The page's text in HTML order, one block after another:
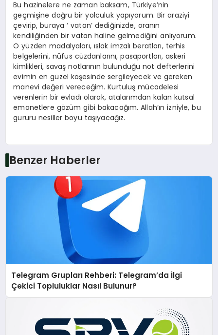
Bu hazinelere ne zaman baksam, Türkiye’nin
geçmişine doğru bir yolculuk yapıyorum. Bir araziyi
çevirip, buraya ‘ vatan’ dediğinizde, oranın
kendiliğinden bir vatan haline gelmediğini anlıyorum.
O yüzden madalyaları, ıslak imzalı beratları, terhis
belgelerini, nüfus cüzdanlarını, pasaportları, askeri
kimlikleri, savaş notlarının bulunduğu not defterlerini
evimin en güzel köşesinde sergileyecek ve gereken
manevi değeri vereceğim. Kurtuluş mücadelesi
verenlerin bir evladı olarak, atalarımdan kalan kutsal
emanetlere gözüm gibi bakacağım. Allah’ın izniyle, bu
gururu nesiller boyu taşıyacağız.
Benzer Haberler
Telegram Grupları Rehberi: Telegram’da İlgi
Çekici Topluluklar Nasıl Bulunur?